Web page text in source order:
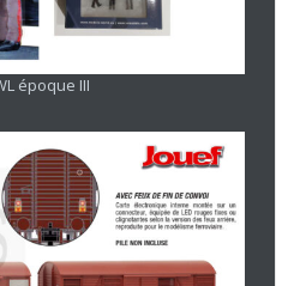
époque III